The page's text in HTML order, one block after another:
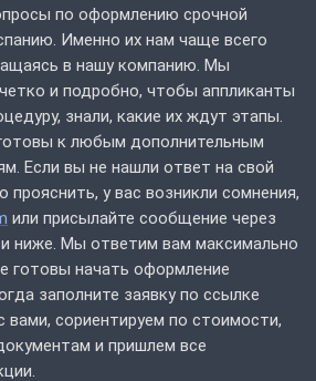
по оформлению срочной
Именно их нам чаще всего
в нашу компанию. Мы
и подробно, чтобы аппликанты
знали, какие их ждут этапы.
к любым дополнительным
Если вы не нашли ответ на свой
прояснить, у вас возникли сомнения,
или присылайте сообщение через
ниже. Мы ответим вам максимально
готовы начать оформление
заполните заявку по ссылке
сориентируем по стоимости,
и пришлем все